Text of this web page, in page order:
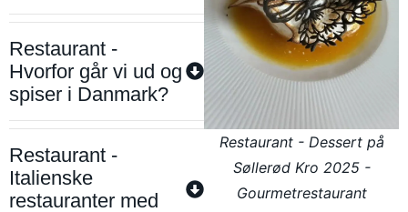
Restaurant -
Hvorfor går vi ud og
spiser i Danmark?
Restaurant -
Italienske
restauranter med
Restaurant - Dessert på
Søllerød Kro 2025 -
Gourmetrestaurant